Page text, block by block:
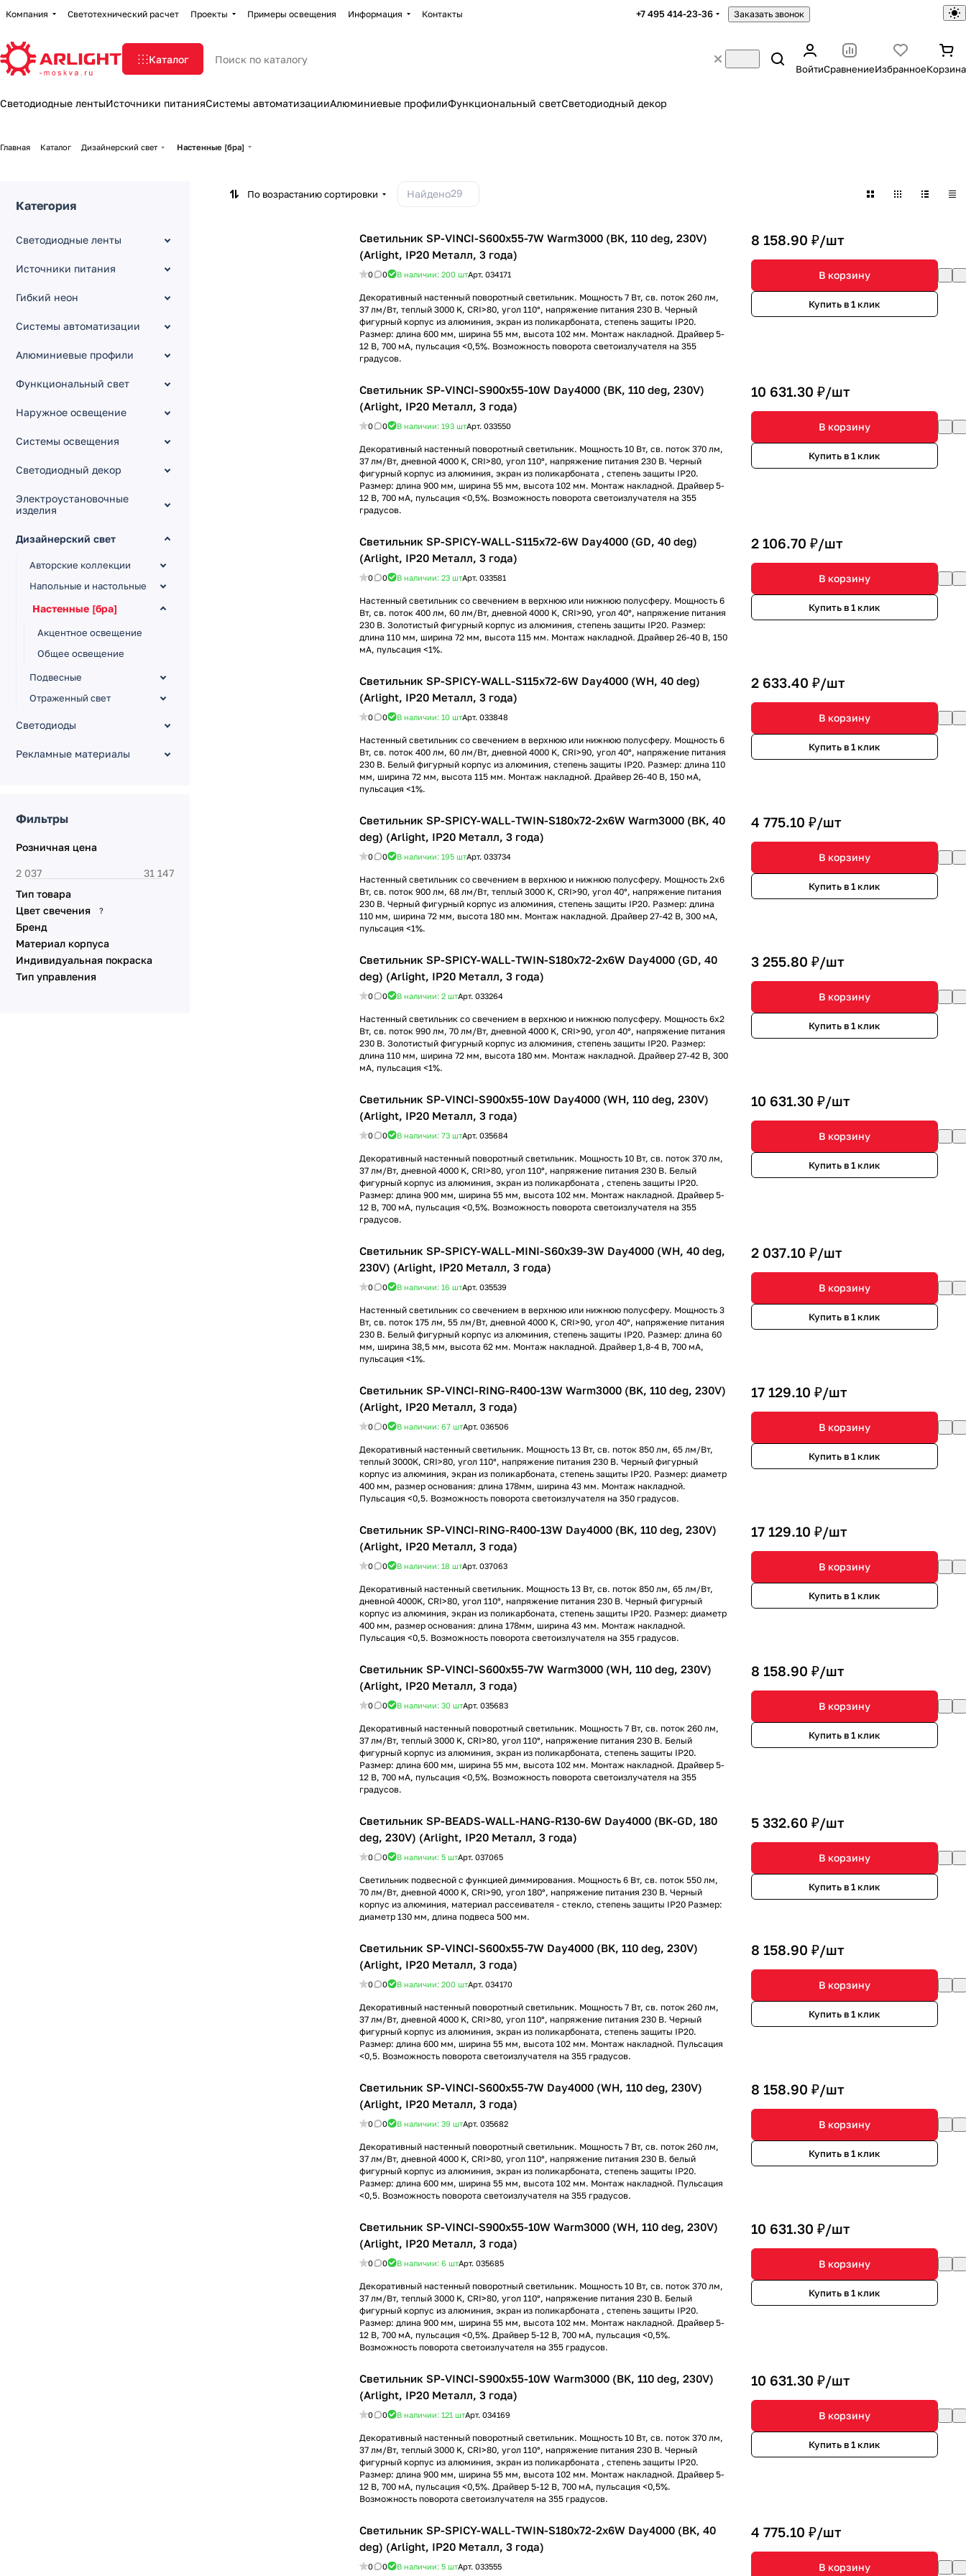
Компания Светотехнический расчет Проекты Примеры освещения Информация Контакты +7 495 414-23-36 Заказать звонок
Каталог
ВойтиСравнениеИзбранноеКорзина
Светодиодные лентыИсточники питанияСистемы автоматизацииАлюминиевые профилиФункциональный светСветодиодный декор
Главная Каталог Дизайнерский свет Настенные [бра]
По возрастанию сортировки Найдено29
Светильник SP-VINCI-S600x55-7W Warm3000 (BK, 110 deg, 230V)
(Arlight, IP20 Металл, 3 года)
0 0 В наличии: 200 штАрт. 034171
Декоративный настенный поворотный светильник. Мощность 7 Вт, св. поток 260 лм,
37 лм/Вт, теплый 3000 K, CRI>80, угол 110°, напряжение питания 230 В. Черный
фигурный корпус из алюминия, экран из поликарбоната, степень защиты IP20.
Размер: длина 600 мм, ширина 55 мм, высота 102 мм. Монтаж накладной. Драйвер 5-
12 В, 700 мА, пульсация <0,5%. Возможность поворота светоизлучателя на 355
градусов.
8 158.90 ₽/шт
В корзину
Купить в 1 клик
Светильник SP-VINCI-S900x55-10W Day4000 (BK, 110 deg, 230V)
(Arlight, IP20 Металл, 3 года)
0 0 В наличии: 193 штАрт. 033550
Декоративный настенный поворотный светильник. Мощность 10 Вт, св. поток 370 лм,
37 лм/Вт, дневной 4000 K, CRI>80, угол 110°, напряжение питания 230 В. Черный
фигурный корпус из алюминия, экран из поликарбоната , степень защиты IP20.
Размер: длина 900 мм, ширина 55 мм, высота 102 мм. Монтаж накладной. Драйвер 5-
12 В, 700 мА, пульсация <0,5%. Возможность поворота светоизлучателя на 355
градусов.
10 631.30 ₽/шт
В корзину
Купить в 1 клик
Светильник SP-SPICY-WALL-S115x72-6W Day4000 (GD, 40 deg)
(Arlight, IP20 Металл, 3 года)
0 0 В наличии: 23 штАрт. 033581
Настенный светильник со свечением в верхнюю или нижнюю полусферу. Мощность 6
Вт, св. поток 400 лм, 60 лм/Вт, дневной 4000 K, CRI>90, угол 40°, напряжение питания
230 В. Золотистый фигурный корпус из алюминия, степень защиты IP20. Размер:
длина 110 мм, ширина 72 мм, высота 115 мм. Монтаж накладной. Драйвер 26-40 В, 150
мА, пульсация <1%.
2 106.70 ₽/шт
В корзину
Купить в 1 клик
Светильник SP-SPICY-WALL-S115x72-6W Day4000 (WH, 40 deg)
(Arlight, IP20 Металл, 3 года)
0 0 В наличии: 10 штАрт. 033848
Настенный светильник со свечением в верхнюю или нижнюю полусферу. Мощность 6
Вт, св. поток 400 лм, 60 лм/Вт, дневной 4000 K, CRI>90, угол 40°, напряжение питания
230 В. Белый фигурный корпус из алюминия, степень защиты IP20. Размер: длина 110
мм, ширина 72 мм, высота 115 мм. Монтаж накладной. Драйвер 26-40 В, 150 мА,
пульсация <1%.
2 633.40 ₽/шт
В корзину
Купить в 1 клик
Светильник SP-SPICY-WALL-TWIN-S180x72-2x6W Warm3000 (BK, 40
deg) (Arlight, IP20 Металл, 3 года)
0 0 В наличии: 195 штАрт. 033734
Настенный светильник со свечением в верхнюю и нижнюю полусферу. Мощность 2x6
Вт, св. поток 900 лм, 68 лм/Вт, теплый 3000 K, CRI>90, угол 40°, напряжение питания
230 В. Черный фигурный корпус из алюминия, степень защиты IP20. Размер: длина
110 мм, ширина 72 мм, высота 180 мм. Монтаж накладной. Драйвер 27-42 В, 300 мА,
пульсация <1%.
4 775.10 ₽/шт
В корзину
Купить в 1 клик
Светильник SP-SPICY-WALL-TWIN-S180x72-2x6W Day4000 (GD, 40
deg) (Arlight, IP20 Металл, 3 года)
0 0 В наличии: 2 штАрт. 033264
Настенный светильник со свечением в верхнюю и нижнюю полусферу. Мощность 6x2
Вт, св. поток 990 лм, 70 лм/Вт, дневной 4000 K, CRI>90, угол 40°, напряжение питания
230 В. Золотистый фигурный корпус из алюминия, степень защиты IP20. Размер:
длина 110 мм, ширина 72 мм, высота 180 мм. Монтаж накладной. Драйвер 27-42 В, 300
мА, пульсация <1%.
3 255.80 ₽/шт
В корзину
Купить в 1 клик
Светильник SP-VINCI-S900x55-10W Day4000 (WH, 110 deg, 230V)
(Arlight, IP20 Металл, 3 года)
0 0 В наличии: 73 штАрт. 035684
Декоративный настенный поворотный светильник. Мощность 10 Вт, св. поток 370 лм,
37 лм/Вт, дневной 4000 K, CRI>80, угол 110°, напряжение питания 230 В. Белый
фигурный корпус из алюминия, экран из поликарбоната , степень защиты IP20.
Размер: длина 900 мм, ширина 55 мм, высота 102 мм. Монтаж накладной. Драйвер 5-
12 В, 700 мА, пульсация <0,5%. Возможность поворота светоизлучателя на 355
градусов.
10 631.30 ₽/шт
В корзину
Купить в 1 клик
Светильник SP-SPICY-WALL-MINI-S60x39-3W Day4000 (WH, 40 deg,
230V) (Arlight, IP20 Металл, 3 года)
0 0 В наличии: 16 штАрт. 035539
Настенный светильник со свечением в верхнюю или нижнюю полусферу. Мощность 3
Вт, св. поток 175 лм, 55 лм/Вт, дневной 4000 K, CRI>90, угол 40°, напряжение питания
230 В. Белый фигурный корпус из алюминия, степень защиты IP20. Размер: длина 60
мм, ширина 38,5 мм, высота 62 мм. Монтаж накладной. Драйвер 1,8-4 В, 700 мА,
пульсация <1%.
2 037.10 ₽/шт
В корзину
Купить в 1 клик
Светильник SP-VINCI-RING-R400-13W Warm3000 (BK, 110 deg, 230V)
(Arlight, IP20 Металл, 3 года)
0 0 В наличии: 67 штАрт. 036506
Декоративный настенный светильник. Мощность 13 Вт, св. поток 850 лм, 65 лм/Вт,
теплый 3000K, CRI>80, угол 110°, напряжение питания 230 В. Черный фигурный
корпус из алюминия, экран из поликарбоната, степень защиты IP20. Размер: диаметр
400 мм, размер основания: длина 178мм, ширина 43 мм. Монтаж накладной.
Пульсация <0,5. Возможность поворота светоизлучателя на 350 градусов.
17 129.10 ₽/шт
В корзину
Купить в 1 клик
Светильник SP-VINCI-RING-R400-13W Day4000 (BK, 110 deg, 230V)
(Arlight, IP20 Металл, 3 года)
0 0 В наличии: 18 штАрт. 037063
Декоративный настенный светильник. Мощность 13 Вт, св. поток 850 лм, 65 лм/Вт,
дневной 4000K, CRI>80, угол 110°, напряжение питания 230 В. Черный фигурный
корпус из алюминия, экран из поликарбоната, степень защиты IP20. Размер: диаметр
400 мм, размер основания: длина 178мм, ширина 43 мм. Монтаж накладной.
Пульсация <0,5. Возможность поворота светоизлучателя на 355 градусов.
17 129.10 ₽/шт
В корзину
Купить в 1 клик
Светильник SP-VINCI-S600x55-7W Warm3000 (WH, 110 deg, 230V)
(Arlight, IP20 Металл, 3 года)
0 0 В наличии: 30 штАрт. 035683
Декоративный настенный поворотный светильник. Мощность 7 Вт, св. поток 260 лм,
37 лм/Вт, теплый 3000 K, CRI>80, угол 110°, напряжение питания 230 В. Белый
фигурный корпус из алюминия, экран из поликарбоната, степень защиты IP20.
Размер: длина 600 мм, ширина 55 мм, высота 102 мм. Монтаж накладной. Драйвер 5-
12 В, 700 мА, пульсация <0,5%. Возможность поворота светоизлучателя на 355
градусов.
8 158.90 ₽/шт
В корзину
Купить в 1 клик
Светильник SP-BEADS-WALL-HANG-R130-6W Day4000 (BK-GD, 180
deg, 230V) (Arlight, IP20 Металл, 3 года)
0 0 В наличии: 5 штАрт. 037065
Светильник подвесной с функцией диммирования. Мощность 6 Вт, св. поток 550 лм,
70 лм/Вт, дневной 4000 K, CRI>90, угол 180°, напряжение питания 230 В. Черный
корпус из алюминия, материал рассеивателя - стекло, степень защиты IP20 Размер:
диаметр 130 мм, длина подвеса 500 мм.
5 332.60 ₽/шт
В корзину
Купить в 1 клик
Светильник SP-VINCI-S600x55-7W Day4000 (BK, 110 deg, 230V)
(Arlight, IP20 Металл, 3 года)
0 0 В наличии: 200 штАрт. 034170
Декоративный настенный поворотный светильник. Мощность 7 Вт, св. поток 260 лм,
37 лм/Вт, дневной 4000 K, CRI>80, угол 110°, напряжение питания 230 В. Черный
фигурный корпус из алюминия, экран из поликарбоната, степень защиты IP20.
Размер: длина 600 мм, ширина 55 мм, высота 102 мм. Монтаж накладной. Пульсация
<0,5. Возможность поворота светоизлучателя на 355 градусов.
8 158.90 ₽/шт
В корзину
Купить в 1 клик
Светильник SP-VINCI-S600x55-7W Day4000 (WH, 110 deg, 230V)
(Arlight, IP20 Металл, 3 года)
0 0 В наличии: 39 штАрт. 035682
Декоративный настенный поворотный светильник. Мощность 7 Вт, св. поток 260 лм,
37 лм/Вт, дневной 4000 K, CRI>80, угол 110°, напряжение питания 230 В. белый
фигурный корпус из алюминия, экран из поликарбоната, степень защиты IP20.
Размер: длина 600 мм, ширина 55 мм, высота 102 мм. Монтаж накладной. Пульсация
<0,5. Возможность поворота светоизлучателя на 355 градусов.
8 158.90 ₽/шт
В корзину
Купить в 1 клик
Светильник SP-VINCI-S900x55-10W Warm3000 (WH, 110 deg, 230V)
(Arlight, IP20 Металл, 3 года)
0 0 В наличии: 6 штАрт. 035685
Декоративный настенный поворотный светильник. Мощность 10 Вт, св. поток 370 лм,
37 лм/Вт, теплый 3000 K, CRI>80, угол 110°, напряжение питания 230 В. Белый
фигурный корпус из алюминия, экран из поликарбоната , степень защиты IP20.
Размер: длина 900 мм, ширина 55 мм, высота 102 мм. Монтаж накладной. Драйвер 5-
12 В, 700 мА, пульсация <0,5%. Драйвер 5-12 В, 700 мА, пульсация <0,5%.
Возможность поворота светоизлучателя на 355 градусов.
10 631.30 ₽/шт
В корзину
Купить в 1 клик
Светильник SP-VINCI-S900x55-10W Warm3000 (BK, 110 deg, 230V)
(Arlight, IP20 Металл, 3 года)
0 0 В наличии: 121 штАрт. 034169
Декоративный настенный поворотный светильник. Мощность 10 Вт, св. поток 370 лм,
37 лм/Вт, теплый 3000 K, CRI>80, угол 110°, напряжение питания 230 В. Черный
фигурный корпус из алюминия, экран из поликарбоната , степень защиты IP20.
Размер: длина 900 мм, ширина 55 мм, высота 102 мм. Монтаж накладной. Драйвер 5-
12 В, 700 мА, пульсация <0,5%. Драйвер 5-12 В, 700 мА, пульсация <0,5%.
Возможность поворота светоизлучателя на 355 градусов.
10 631.30 ₽/шт
В корзину
Купить в 1 клик
Светильник SP-SPICY-WALL-TWIN-S180x72-2x6W Day4000 (BK, 40
deg) (Arlight, IP20 Металл, 3 года)
0 0 В наличии: 5 штАрт. 033555
4 775.10 ₽/шт
В корзину
Категория
Светодиодные ленты
Источники питания
Гибкий неон
Системы автоматизации
Алюминиевые профили
Функциональный свет
Наружное освещение
Системы освещения
Светодиодный декор
Электроустановочные
изделия
Дизайнерский свет
Авторские коллекции
Напольные и настольные
Настенные [бра]
Акцентное освещение
Общее освещение
Подвесные
Отраженный свет
Светодиоды
Рекламные материалы
Фильтры
Розничная цена
Тип товара
Цвет свечения
?
Бренд
Материал корпуса
Индивидуальная покраска
Тип управления